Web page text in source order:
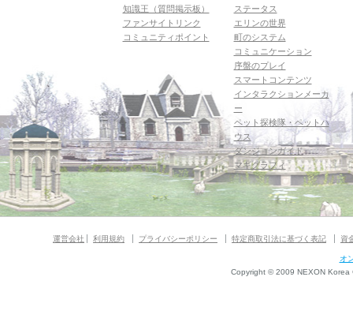
知識王（質問掲示板）
ファンサイトリンク
コミュニティポイント
ステータス
エリンの世界
町のシステム
コミュニケーション
序盤のプレイ
スマートコンテンツ
インタラクションメーカ
ー
ペット探検隊・ペットハ
ウス
ダンジョンガイド
マギグラフィ
運営会社 利用規約 プライバシーポリシー 特定商取引法に基づく表記 資
オ
Copyright © 2009 NEXON Korea